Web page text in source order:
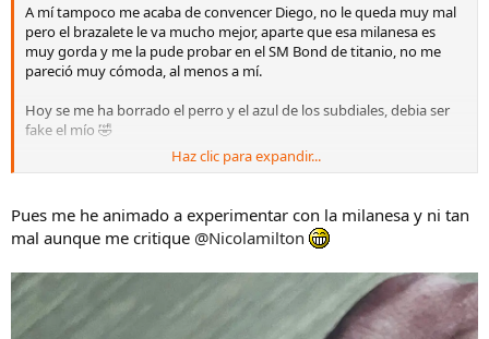
A mí tampoco me acaba de convencer Diego, no le queda muy mal
pero el brazalete le va mucho mejor, aparte que esa milanesa es
muy gorda y me la pude probar en el SM Bond de titanio, no me
pareció muy cómoda, al menos a mí.
Hoy se me ha borrado el perro y el azul de los subdiales, debia ser
fake el mío 🤣
Ver el archivos adjunto 2988656
Haz clic para expandir...
Pues me he animado a experimentar con la milanesa y ni tan
mal aunque me critique @Nicolamilton